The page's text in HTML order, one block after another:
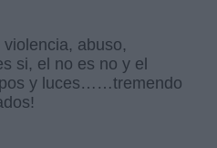
abuso,
si, el no es no y el
y luces……tremendo